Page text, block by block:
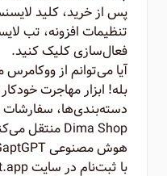
پس از خرید، کلید
تنظیمات افزونه، تب
فعال‌سازی کلیک کنید.
آیا می‌توانم از
بله! ابزار مهاجرت
دسته‌بندی‌ها، سفارشات
Dima Shop منتقل می‌کند.
هوش مصنوعی GaptGPT چگونه کار می‌کند؟